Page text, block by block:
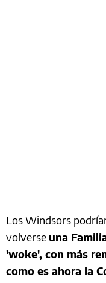
Los Windsors
volverse una
'woke', con más
como es ahora la